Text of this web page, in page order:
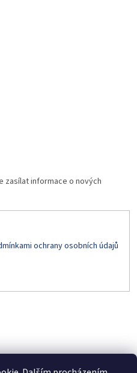
zasílat informace o nových
ochrany osobních údajů